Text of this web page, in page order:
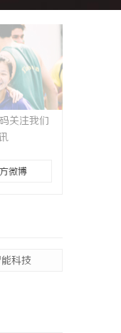
关注我们
微博
科技